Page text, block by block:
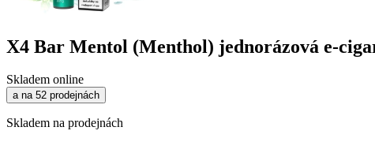
X4 Bar Mentol (Menthol) jednorázová e-
Skladem online
a na 52 prodejnách
Skladem na prodejnách